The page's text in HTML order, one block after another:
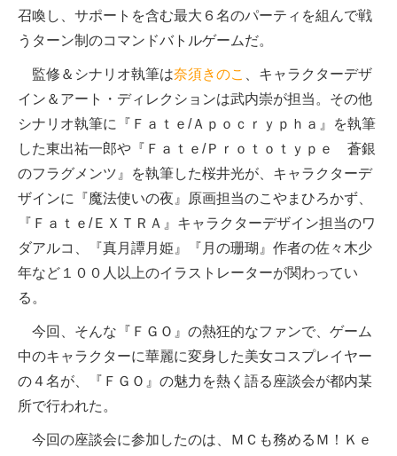
召喚し、サポートを含む最大６名のパーティを組んで戦
うターン制のコマンドバトルゲームだ。
監修＆シナリオ執筆は奈須きのこ
、キャラクターデザ
イン＆アート・ディレクションは武内崇が担当。その他
シナリオ執筆に『Ｆａｔｅ/Ａｐｏｃｒｙｐｈａ』を執筆
した東出祐一郎や『Ｆａｔｅ/Ｐｒｏｔｏｔｙｐｅ 蒼銀
のフラグメンツ』を執筆した桜井光が、キャラクターデ
ザインに『魔法使いの夜』原画担当のこやまひろかず、
『Ｆａｔｅ/ＥＸＴＲＡ』キャラクターデザイン担当のワ
ダアルコ、『真月譚月姫』『月の珊瑚』作者の佐々木少
年など１００人以上のイラストレーターが関わってい
る。
今回、そんな『ＦＧＯ』の熱狂的なファンで、ゲーム
中のキャラクターに華麗に変身した美女コスプレイヤー
の４名が、『ＦＧＯ』の魅力を熱く語る座談会が都内某
所で行われた。
今回の座談会に参加したのは、ＭＣも務めるＭ！Ｋｅ